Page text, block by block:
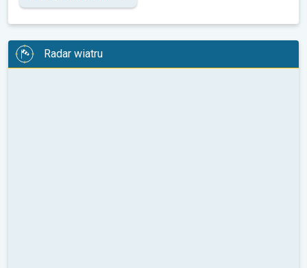
Radar wiatru